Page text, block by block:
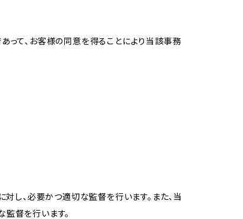
って、お客様の同意を得ることにより当該事務
し、必要かつ適切な監督を行います。また、当
督を行います。